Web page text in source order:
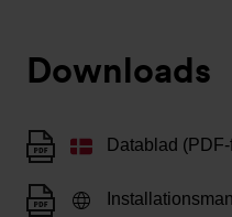
Downloads
Datablad